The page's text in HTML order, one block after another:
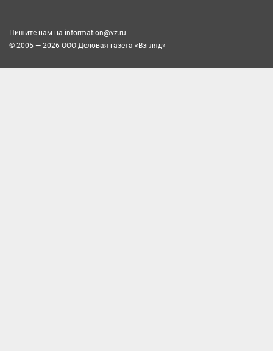
Пишите нам на information@vz.ru
© 2005 — 2026 ООО Деловая газета «Взгляд»